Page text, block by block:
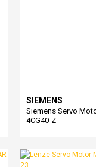
SIEMENS
Sıemens Servo
4CG40-Z